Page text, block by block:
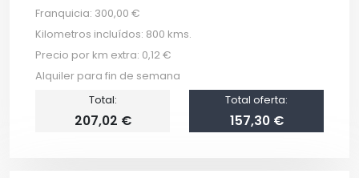
Franquicia: 300,00 €
Kilometros incluídos: 800 kms.
Precio por km extra: 0,12 €
Alquiler para fin de semana
Total:
207,02 €
Total oferta:
157,30 €